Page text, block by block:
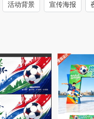
活动背景 宣传海报